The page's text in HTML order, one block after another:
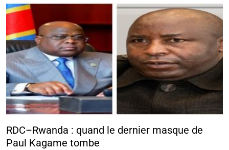
RDC–Rwanda : quand le dernier masque de
Paul Kagame tombe